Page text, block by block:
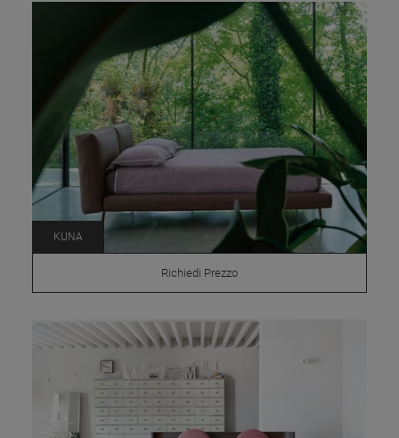
KUNA
Richiedi Prezzo